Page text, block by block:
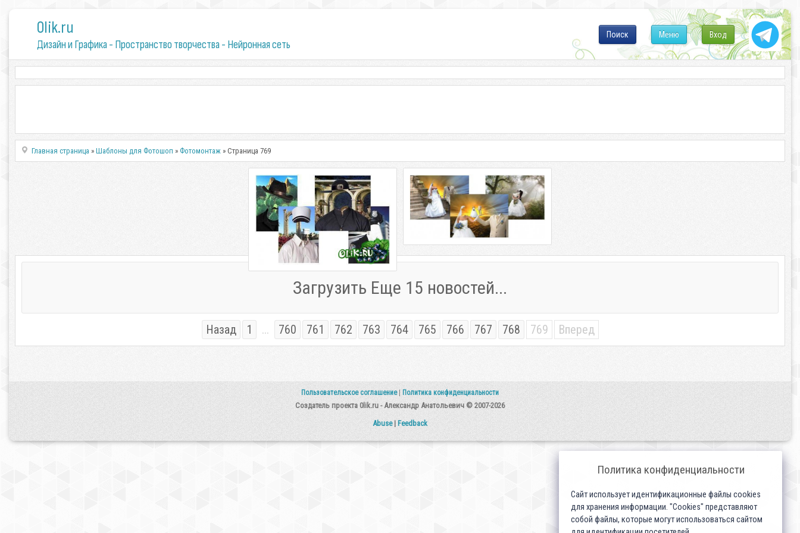
0lik.ru
Дизайн и Графика - Пространство творчества - Нейронная сеть
Вход
Меню
Поиск
Главная страница »Шаблоны для Фотошоп » Фотомонтаж » Страница 769
Костюмы для Фотошоп –
Портреты
Костюмы для Фотошоп – Портреты
Автор: Не известен
Шаблоны для Фотошоп –
Свадебные костюмы
$this->decode_veryoldthumb('')
Шаблоны для Фотошоп – Свадебные
костюмы Разрешение: PSD | 1600 x
Загрузить Еще 15 новостей...
Назад 1 ... 760 761 762 763 764 765 766 767 768 769 Вперед
Пользовательское соглашение Политика конфиденциальности
Создатель проекта 0lik.ru - Александр Анатольевич © 2007-2026
Abuse| Feedback
Политика конфиденциальности
Сайт использует идентификационные файлы cookies
для хранения информации. "Cookies" представляют
собой файлы, которые могут использоваться сайтом